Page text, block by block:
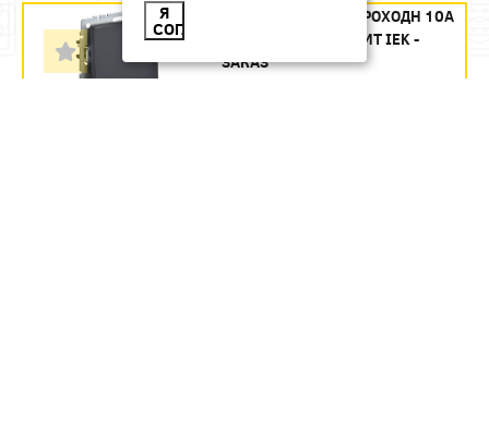
БРАЙТ ВЫКЛ СУ1 ПРОХОДН 10А
ВС10-1-6-БРГ ГРАФИТ IEK -
ЗАКАЗ
Я
СОГЛАСЕН